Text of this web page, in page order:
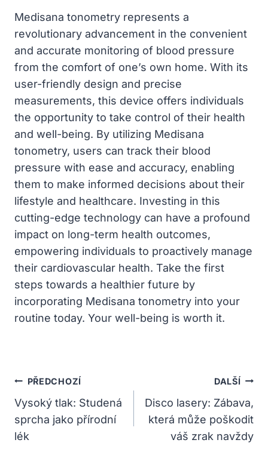
Medisana tonometry represents a
revolutionary advancement in the convenient
and accurate monitoring of blood pressure
from the comfort of one’s own home. With its
user-friendly design and precise
measurements, this device offers individuals
the opportunity to take control of their health
and well-being. By utilizing Medisana
tonometry, users can track their blood
pressure with ease and accuracy, enabling
them to make informed decisions about their
lifestyle and healthcare. Investing in this
cutting-edge technology can have a profound
impact on long-term health outcomes,
empowering individuals to proactively manage
their cardiovascular health. Take the first
steps towards a healthier future by
incorporating Medisana tonometry into your
routine today. Your well-being is worth it.
Navigace
Pro
Příspěvek
PŘEDCHOZÍ
Vysoký tlak: Studená
sprcha jako přírodní
lék
DALŠÍ
Disco lasery: Zábava,
která může poškodit
váš zrak navždy